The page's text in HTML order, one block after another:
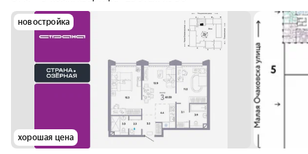
новостройка
хорошая цена